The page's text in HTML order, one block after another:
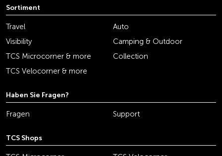
Sortiment
Travel
Auto
Visibility
Camping & Outdoor
TCS Microcorner & more
Collection
TCS Velocorner & more
Haben Sie Fragen?
Fragen Support
TCS Shops